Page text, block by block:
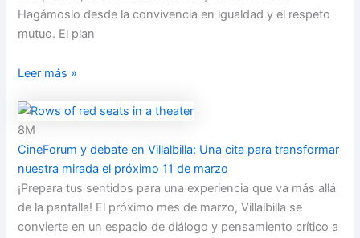
Hagámoslo desde la convivencia en igualdad y el respeto
mutuo. El plan
Leer más »
8M
CineForum y debate en Villalbilla: Una cita para transformar
nuestra mirada el próximo 11 de marzo
¡Prepara tus sentidos para una experiencia que va más allá
de la pantalla! El próximo mes de marzo, Villalbilla se
convierte en un espacio de diálogo y pensamiento crítico a